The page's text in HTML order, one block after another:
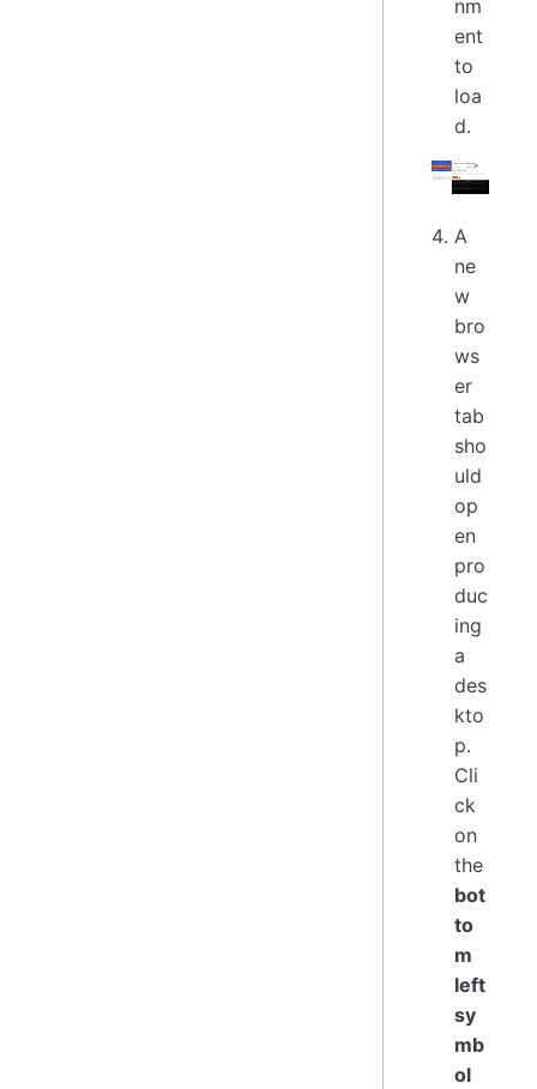
nm
ent
to
loa
d.
A
ne
w
bro
ws
er
tab
sho
uld
op
en
pro
duc
ing
a
des
kto
p.
Cli
ck
on
the
bot
to
m
left
sy
mb
ol